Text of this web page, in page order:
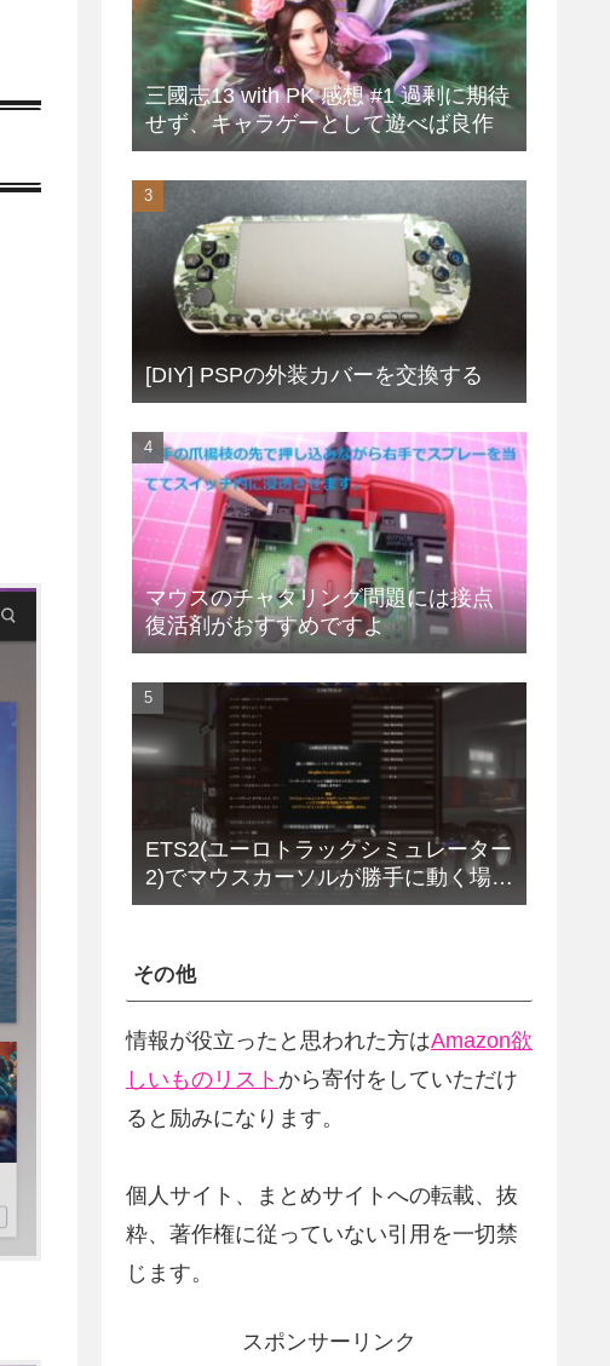
三國志13 with PK 感想 #1 過剰に期待
せず、キャラゲーとして遊べば良作
[DIY] PSPの外装カバーを交換する
マウスのチャタリング問題には接点
復活剤がおすすめですよ
ETS2(ユーロトラックシミュレーター
2)でマウスカーソルが勝手に動く場合
の解決法(改定版)
その他
情報が役立ったと思われた方はAmazon欲
しいものリスト から寄付をしていただけ
ると励みになります。
個人サイト、まとめサイトへの転載、抜
粋、著作権に従っていない引用を一切禁
じます。
スポンサーリンク